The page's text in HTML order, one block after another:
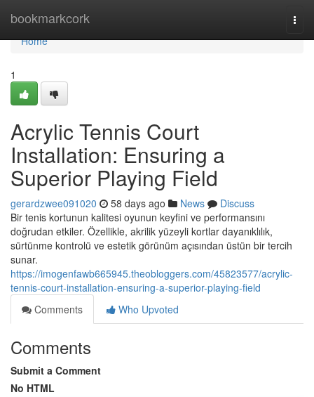
bookmarkcork
Home
Home
1
Acrylic Tennis Court
Installation: Ensuring a
Superior Playing Field
gerardzwee091020 58 days ago News
Discuss
Bir tenis kortunun kalitesi oyunun keyfini ve performansını
doğrudan etkiler. Özellikle, akrilik yüzeyli kortlar dayanıklılık,
sürtünme kontrolü ve estetik görünüm açısından üstün bir tercih
sunar.
https://imogenfawb665945.theobloggers.com/45823577/acrylic-
tennis-court-installation-ensuring-a-superior-playing-field
Comments
Who Upvoted
Comments
Submit a Comment
No HTML